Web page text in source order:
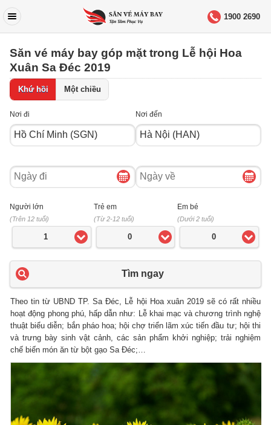
1900 2690
Săn vé máy bay góp mặt trong Lễ hội Hoa
Xuân Sa Đéc 2019
Khứ hồi Một chiều
Nơi đi Nơi đến
Ngày
đi
Ngày
về
Người lớn
(Trên 12 tuổi)
1
Trẻ em
(Từ 2-12 tuổi)
0
Em bé
(Dưới 2 tuổi)
0
Tìm ngay
Theo tin từ UBND TP. Sa Đéc, Lễ hội Hoa xuân 2019 sẽ có rất nhiều
hoạt động phong phú, hấp dẫn như: Lễ khai mạc và chương trình nghệ
thuật biểu diễn; bắn pháo hoa; hội chợ triển lãm xúc tiến đầu tư; hội thi
và trưng bày sinh vật cảnh, các sản phẩm khởi nghiệp; trải nghiệm
chế biến món ăn từ bột gạo Sa Đéc;…